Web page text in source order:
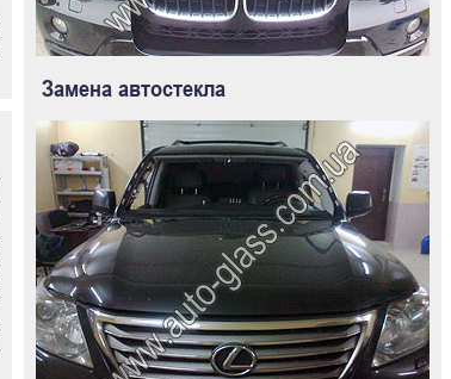
Замена автостекла